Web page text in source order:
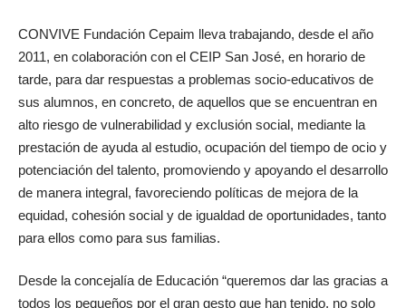
CONVIVE Fundación Cepaim lleva trabajando, desde el año
2011, en colaboración con el CEIP San José, en horario de
tarde, para dar respuestas a problemas socio-educativos de
sus alumnos, en concreto, de aquellos que se encuentran en
alto riesgo de vulnerabilidad y exclusión social, mediante la
prestación de ayuda al estudio, ocupación del tiempo de ocio y
potenciación del talento, promoviendo y apoyando el desarrollo
de manera integral, favoreciendo políticas de mejora de la
equidad, cohesión social y de igualdad de oportunidades, tanto
para ellos como para sus familias.
Desde la concejalía de Educación “queremos dar las gracias a
todos los pequeños por el gran gesto que han tenido, no solo